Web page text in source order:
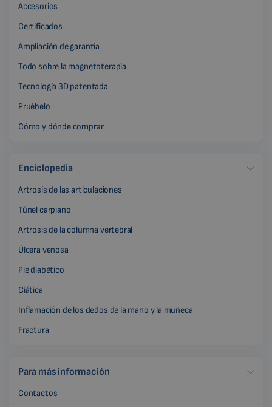
Accesorios
Certificados
Ampliación de garantía
Todo sobre la magnetoterapia
Tecnología 3D patentada
Pruébelo
Cómo y dónde comprar
Enciclopedia
Artrosis de las articulaciones
Túnel carpiano
Artrosis de la columna vertebral
Úlcera venosa
Pie diabético
Ciática
Inflamación de los dedos de la mano y la muñeca
Fractura
Para más información
Contactos